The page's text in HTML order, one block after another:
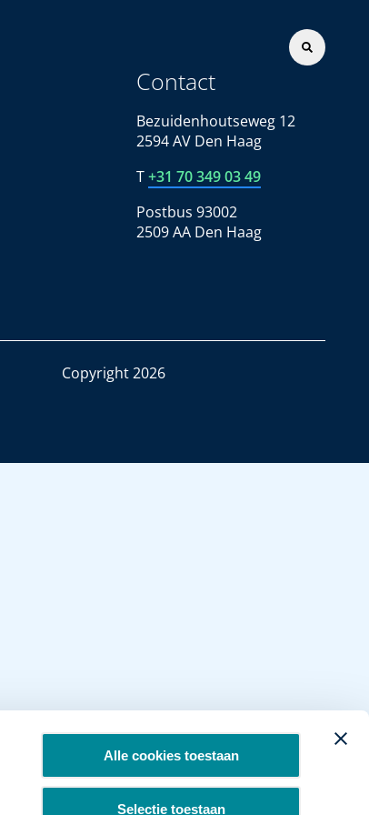
Alle cookies toestaan
Selectie toestaan
Contact
Bezuidenhoutseweg 12
2594 AV Den Haag
T+31 70 349 03 49
Postbus 93002
2509 AA Den Haag
Copyright 2026